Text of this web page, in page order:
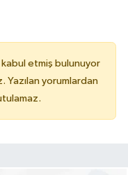
kabul etmiş bulunuyor
Yazılan yorumlardan